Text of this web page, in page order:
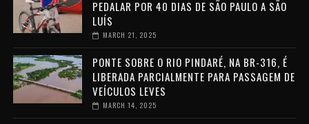
PEDALAR POR 40 DIAS DE SÃO PAULO A SÃO
LUÍS
MARCH 21, 2025
PONTE SOBRE O RIO PINDARÉ, NA BR-316, É
LIBERADA PARCIALMENTE PARA PASSAGEM DE
VEÍCULOS LEVES
MARCH 14, 2025